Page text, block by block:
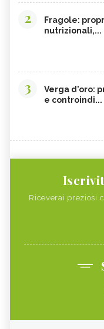
2
Fragole:
nutrizionali,...
3
Verga d'oro:
e controindi...
Riceverai preziosi